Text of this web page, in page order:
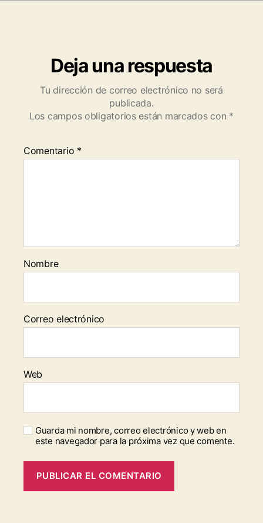
Deja una respuesta
Tu dirección de correo electrónico no será
publicada.
Los campos obligatorios están marcados con *
Comentario *
Nombre
Correo electrónico
Web
Guarda mi nombre, correo electrónico y web en
este navegador para la próxima vez que comente.